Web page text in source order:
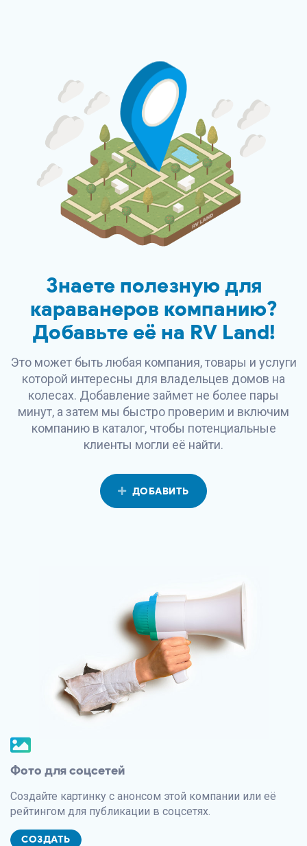
Знаете полезную для
караванеров компанию?
Добавьте её на RV Land!
Это может быть любая компания, товары и услуги
которой интересны для владельцев домов на
колесах. Добавление займет не более пары
минут, а затем мы быстро проверим и включим
компанию в каталог, чтобы потенциальные
клиенты могли её найти.
ДОБАВИТЬ
Фото для соцсетей
Создайте картинку с анонсом этой компании или её
рейтингом для публикации в соцсетях.
СОЗДАТЬ